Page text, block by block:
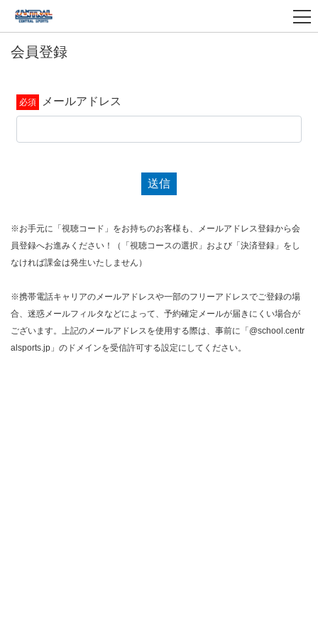
会員登録
メールアドレス
送信
※お手元に「視聴コード」をお持ちのお客様も、メールアドレス登録から会
員登録へお進みください！（「視聴コースの選択」および「決済登録」をし
なければ課金は発生いたしません）
※携帯電話キャリアのメールアドレスや一部のフリーアドレスでご登録の場
合、迷惑メールフィルタなどによって、予約確定メールが届きにくい場合が
ございます。上記のメールアドレスを使用する際は、事前に「@school.centr
alsports.jp」のドメインを受信許可する設定にしてください。